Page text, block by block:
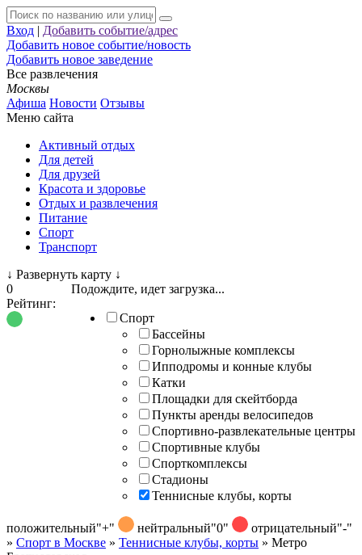
Вход | Добавить событие/адрес
Добавить новое событие/новость
Добавить новое заведение
Все развлечения
Москвы
Афиша Новости Отзывы
Меню сайта
Активный отдых
Для детей
Для друзей
Красота и здоровье
Отдых и развлечения
Питание
Спорт
Транспорт
↓ Развернуть карту ↓
Подождите, идет загрузка...
Спорт
Бассейны
Горнолыжные комплексы
Ипподромы и конные клубы
Катки
Площадки для скейтборда
Пункты аренды велосипедов
Спортивно-развлекательные центры
Спортивные клубы
Спорткомплексы
Стадионы
Теннисные клубы, корты
0
Рейтинг:
положительный"+" нейтральный"0" отрицательный"-"
» Спорт в Москве » Теннисные клубы, корты » Метро